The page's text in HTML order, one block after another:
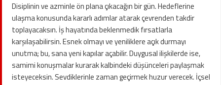
Disiplinin ve azminle ön plana çıkacağın bir gün. Hedeflerine
ulaşma konusunda kararlı adımlar atarak çevrenden takdir
toplayacaksın. İş hayatında beklenmedik fırsatlarla
karşılaşabilirsin. Esnek olmayı ve yeniliklere açık durmayı
unutma; bu, sana yeni kapılar açabilir. Duygusal ilişkilerde ise,
samimi konuşmalar kurarak kalbindeki düşünceleri paylaşmak
isteyeceksin. Sevdiklerinle zaman geçirmek huzur verecek. İçsel